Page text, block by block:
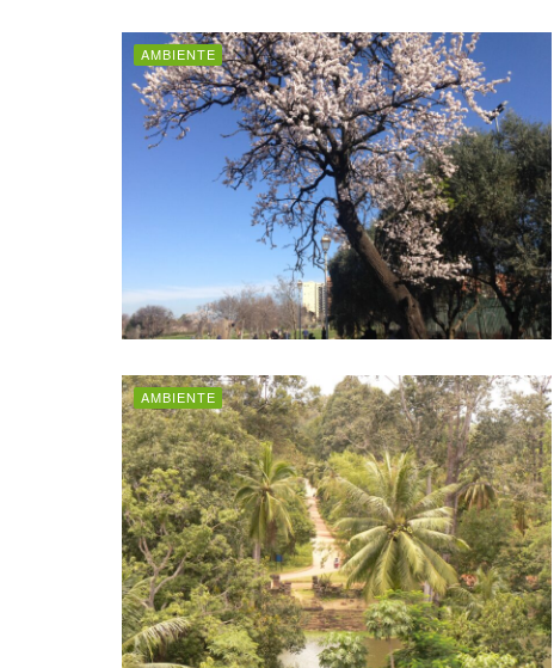
AMBIENTE
AMBIENTE